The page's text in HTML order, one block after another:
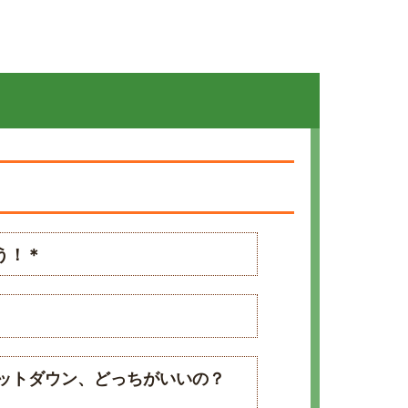
！＊
ダウン、どっちがいいの？